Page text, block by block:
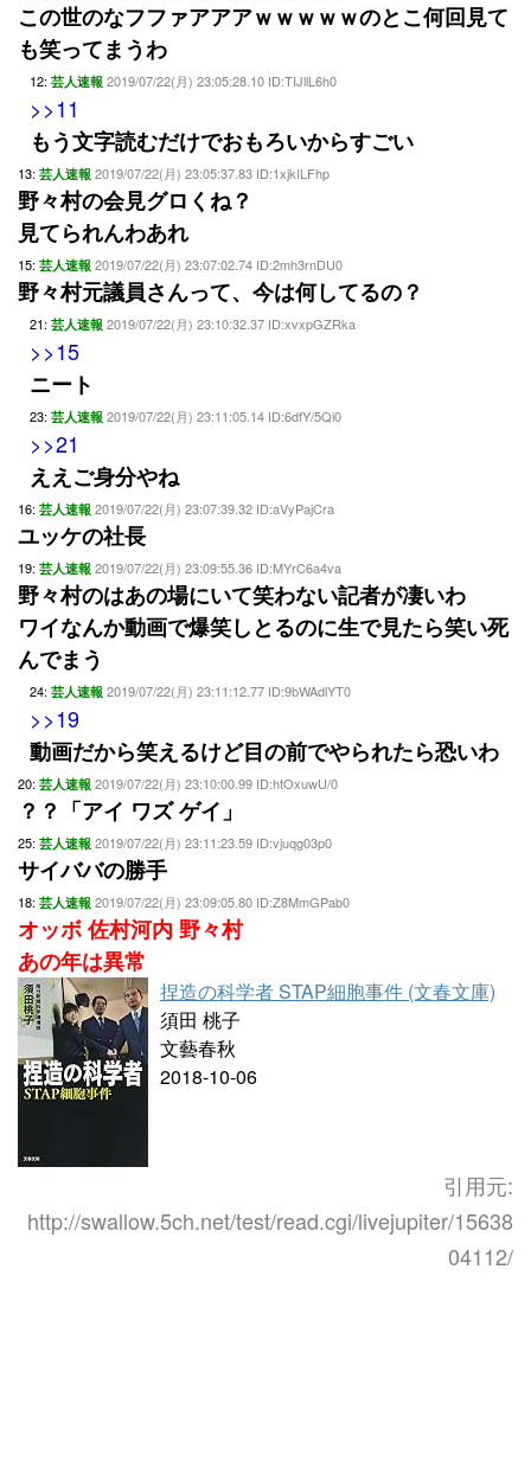
この世のなフファアアアｗｗｗｗｗのとこ何回見て
も笑ってまうわ
12: 芸人速報 2019/07/22(月) 23:05:28.10 ID:TIJllL6h0
>>11
もう文字読むだけでおもろいからすごい
13: 芸人速報 2019/07/22(月) 23:05:37.83 ID:1xjkILFhp
野々村の会見グロくね？
見てられんわあれ
15: 芸人速報 2019/07/22(月) 23:07:02.74 ID:2mh3rnDU0
野々村元議員さんって、今は何してるの？
21: 芸人速報 2019/07/22(月) 23:10:32.37 ID:xvxpGZRka
>>15
ニート
23: 芸人速報 2019/07/22(月) 23:11:05.14 ID:6dfY/5Qi0
>>21
ええご身分やね
16: 芸人速報 2019/07/22(月) 23:07:39.32 ID:aVyPajCra
ユッケの社長
19: 芸人速報 2019/07/22(月) 23:09:55.36 ID:MYrC6a4va
野々村のはあの場にいて笑わない記者が凄いわ
ワイなんか動画で爆笑しとるのに生で見たら笑い死
んでまう
24: 芸人速報 2019/07/22(月) 23:11:12.77 ID:9bWAdlYT0
>>19
動画だから笑えるけど目の前でやられたら恐いわ
20: 芸人速報 2019/07/22(月) 23:10:00.99 ID:htOxuwU/0
？？「アイ ワズ ゲイ」
25: 芸人速報 2019/07/22(月) 23:11:23.59 ID:vjuqg03p0
サイババの勝手
18: 芸人速報 2019/07/22(月) 23:09:05.80 ID:Z8MmGPab0
オッボ 佐村河内 野々村
あの年は異常
捏造の科学者 STAP細胞事件 (文春文庫)
須田 桃子
文藝春秋
2018-10-06
引用元:
http://swallow.5ch.net/test/read.cgi/livejupiter/15638
04112/